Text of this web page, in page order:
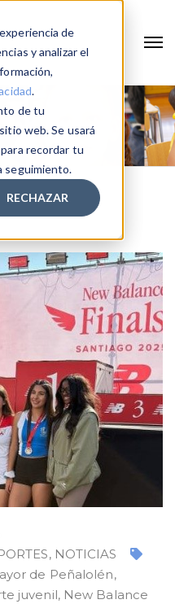
de
y analizar el
.
de tu
web. Se usará
recordar tu
seguimiento.
RECHAZAR
, NOTICIAS
de Peñalolén,
juvenil, New Balance